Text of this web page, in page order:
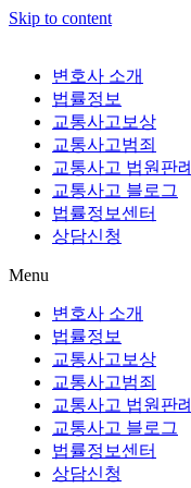
Skip to content
변호사 소개
법률정보
교통사고보상
교통사고범죄
교통사고 법원판례
교통사고 블로그
법률정보센터
상담신청
Menu
변호사 소개
법률정보
교통사고보상
교통사고범죄
교통사고 법원판례
교통사고 블로그
법률정보센터
상담신청